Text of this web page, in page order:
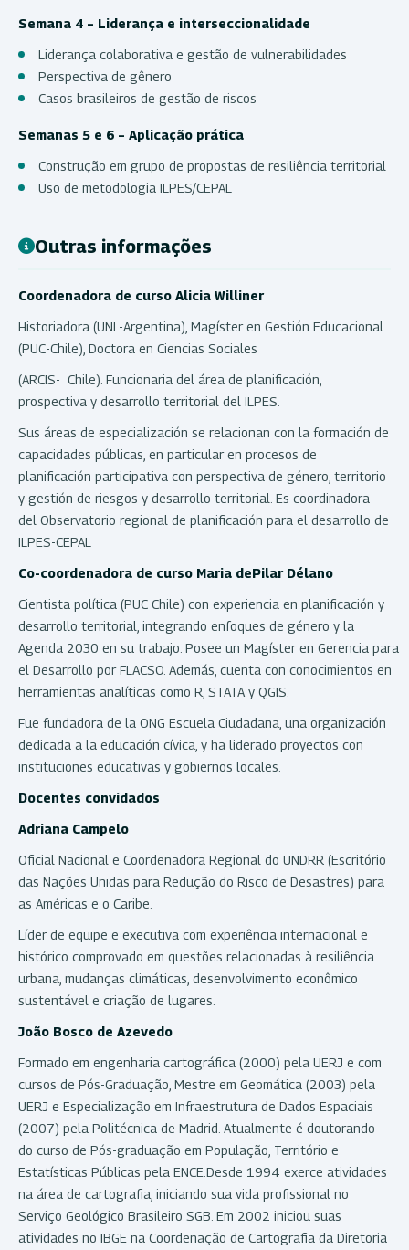
Semana 4 – Liderança e interseccionalidade
Liderança colaborativa e gestão de vulnerabilidades
Perspectiva de gênero
Casos brasileiros de gestão de riscos
Semanas 5 e 6 – Aplicação prática
Construção em grupo de propostas de resiliência territorial
Uso de metodologia ILPES/CEPAL
Outras informações
Coordenadora de curso Alicia Williner
Historiadora (UNL-Argentina), Magíster en Gestión Educacional
(PUC-Chile), Doctora en Ciencias Sociales
(ARCIS- Chile). Funcionaria del área de planificación,
prospectiva y desarrollo territorial del ILPES.
Sus áreas de especialización se relacionan con la formación de
capacidades públicas, en particular en procesos de
planificación participativa con perspectiva de género, territorio
y gestión de riesgos y desarrollo territorial. Es coordinadora
del Observatorio regional de planificación para el desarrollo de
ILPES-CEPAL
Co-coordenadora de curso Maria dePilar Délano
Cientista política (PUC Chile) con experiencia en planificación y
desarrollo territorial, integrando enfoques de género y la
Agenda 2030 en su trabajo. Posee un Magíster en Gerencia para
el Desarrollo por FLACSO. Además, cuenta con conocimientos en
herramientas analíticas como R, STATA y QGIS.
Fue fundadora de la ONG Escuela Ciudadana, una organización
dedicada a la educación cívica, y ha liderado proyectos con
instituciones educativas y gobiernos locales.
Docentes convidados
Adriana Campelo
Oficial Nacional e Coordenadora Regional do UNDRR (Escritório
das Nações Unidas para Redução do Risco de Desastres) para
as Américas e o Caribe.
Líder de equipe e executiva com experiência internacional e
histórico comprovado em questões relacionadas à resiliência
urbana, mudanças climáticas, desenvolvimento econômico
sustentável e criação de lugares.
João Bosco de Azevedo
Formado em engenharia cartográfica (2000) pela UERJ e com
cursos de Pós-Graduação, Mestre em Geomática (2003) pela
UERJ e Especialização em Infraestrutura de Dados Espaciais
(2007) pela Politécnica de Madrid. Atualmente é doutorando
do curso de Pós-graduação em População, Território e
Estatísticas Públicas pela ENCE.Desde 1994 exerce atividades
na área de cartografia, iniciando sua vida profissional no
Serviço Geológico Brasileiro SGB. Em 2002 iniciou suas
atividades no IBGE na Coordenação de Cartografia da Diretoria